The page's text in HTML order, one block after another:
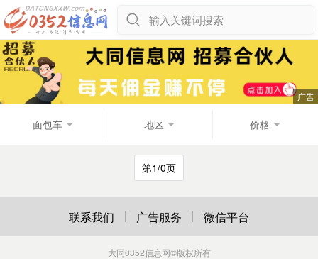
输入关键词搜索
面包车 地区 价格
第1/0页
联系我们 广告服务 微信平台
大同0352信息网©版权所有